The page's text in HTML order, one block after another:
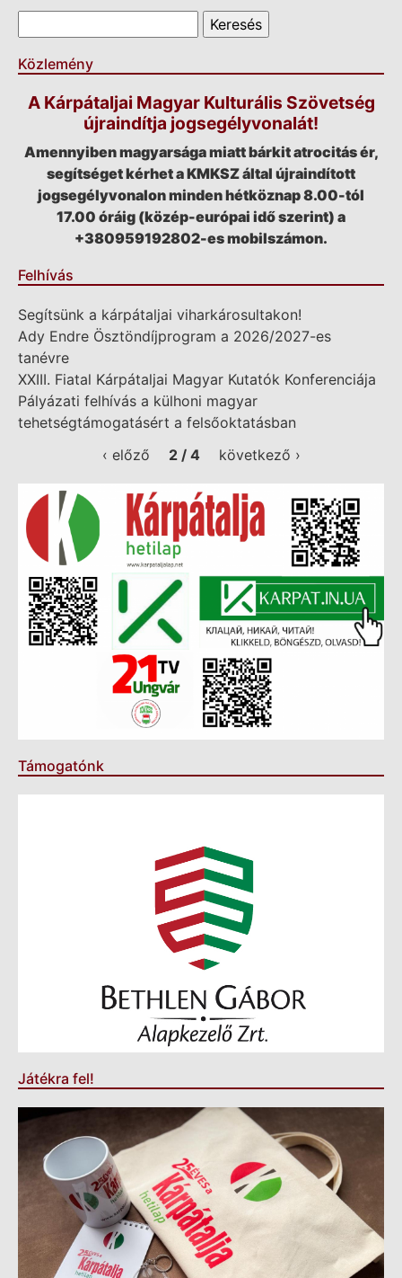
Keresés űrlap
Közlemény
A Kárpátaljai Magyar Kulturális Szövetség
újraindítja jogsegélyvonalát!
Amennyiben magyarsága miatt bárkit atrocitás ér,
segítséget kérhet a KMKSZ által újraindított
jogsegélyvonalon minden hétköznap 8.00-tól
17.00 óráig (közép-európai idő szerint) a
+380959192802-es mobilszámon.
Felhívás
Segítsünk a kárpátaljai viharkárosultakon!
Ady Endre Ösztöndíjprogram a 2026/2027-es
tanévre
XXIII. Fiatal Kárpátaljai Magyar Kutatók Konferenciája
Pályázati felhívás a külhoni magyar
tehetségtámogatásért a felsőoktatásban
‹ előző
2 / 4 következő ›
Támogatónk
Játékra fel!